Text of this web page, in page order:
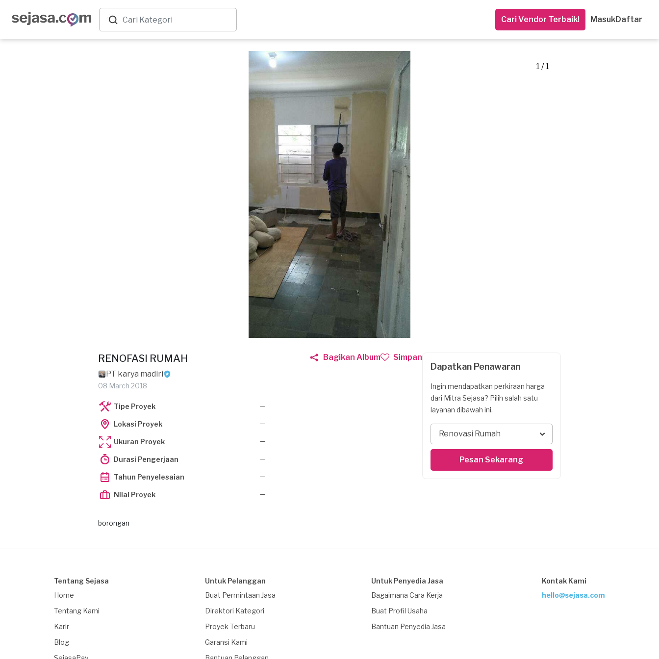
Cari Vendor Terbaik! MasukDaftar
1 / 1
RENOFASI RUMAH
PT karya madiri
08 March 2018
Bagikan Album Simpan
Tipe Proyek —
Lokasi Proyek —
Ukuran Proyek —
Durasi Pengerjaan —
Tahun Penyelesaian —
Nilai Proyek —
borongan
Dapatkan Penawaran
Ingin mendapatkan perkiraan harga
dari Mitra Sejasa? Pilih salah satu
layanan dibawah ini.
Renovasi Rumah
Pesan Sekarang
Tentang Sejasa
Home
Tentang Kami
Karir
Blog
Untuk Pelanggan
Buat Permintaan Jasa
Direktori Kategori
Proyek Terbaru
Garansi Kami
Untuk Penyedia Jasa
Bagaimana Cara Kerja
Buat Profil Usaha
Bantuan Penyedia Jasa
Kontak Kami
hello@sejasa.com